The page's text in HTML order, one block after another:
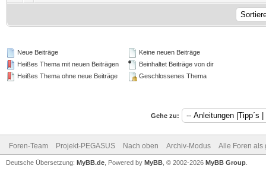
Neue Beiträge
Heißes Thema mit neuen Beiträgen
Heißes Thema ohne neue Beiträge
Keine neuen Beiträge
Beinhaltet Beiträge von dir
Geschlossenes Thema
Gehe zu:
Foren-Team Projekt-PEGASUS Nach oben Archiv-Modus Alle Foren als
Deutsche Übersetzung: MyBB.de , Powered by MyBB , © 2002-2026 MyBB Group